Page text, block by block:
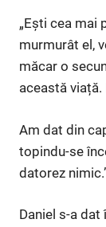
„Ești cea mai
murmurât el,
măcar o
această
Am dat din
topindu-se
datorez
Daniel s-a